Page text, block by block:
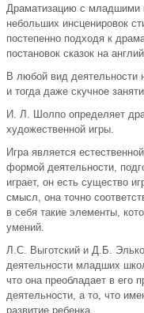
Драматизацию с младшими
небольших инсценировок
постепенно подходя к
постановок сказок на
В любой вид деятельности
и тогда даже скучное
И. Л. Шолпо определяет
художественной игры.
Игра является
формой деятельности,
играет, он есть существо
смысл, она точно
в себя такие элементы,
умений.
Л.С. Выготский и Д.Б.
деятельности младших
что она преобладает в его
деятельности, а то, что
развитие ребенка.